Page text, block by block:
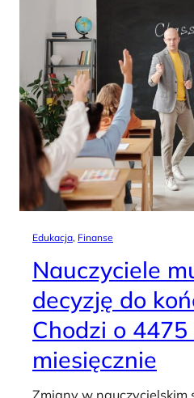
Edukacja, Finanse
Nauczyciele
decyzję do
Chodzi o 4475
miesięcznie